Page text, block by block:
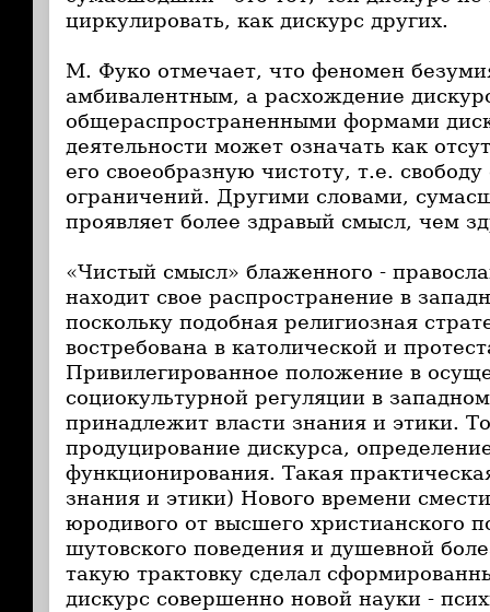
циркулировать, как дискурс других.
М. Фуко отмечает, что феномен
амбивалентным, а расхождение
общераспространенными формами
деятельности может означать как
его своеобразную чистоту, т.е.
ограничений. Другими словами,
проявляет более здравый смысл, чем
«Чистый смысл» блаженного -
находит свое распространение в
поскольку подобная религиозная
востребована в католической и
Привилегированное положение в
социокультурной регуляции в
принадлежит власти знания и этики.
продуцирование дискурса,
функционирования. Такая
знания и этики) Нового времени
юродивого от высшего христианского
шутовского поведения и душевной
такую трактовку сделал
дискурс совершенно новой науки -